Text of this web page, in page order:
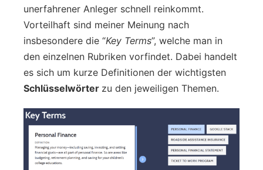
unerfahrener Anleger schnell reinkommt.
Vorteilhaft sind meiner Meinung nach
insbesondere die “Key Terms”, welche man in
den einzelnen Rubriken vorfindet. Dabei handelt
es sich um kurze Definitionen der wichtigsten
Schlüsselwörter zu den jeweiligen Themen.